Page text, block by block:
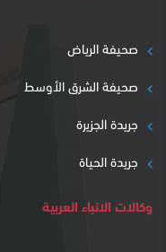
صحيفة الرياض
صحيفة الشرق الأوسط
جريدة الجزيرة
جريدة الحياة
وكالات الانباء العربية